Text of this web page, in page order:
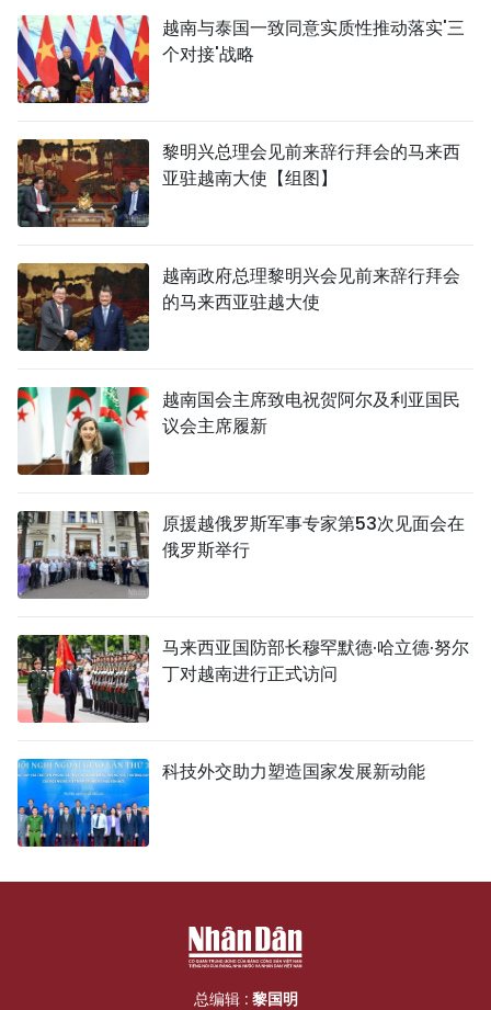
越南与泰国一致同意实质性推动落实'三
个对接'战略
黎明兴总理会见前来辞行拜会的马来西
亚驻越南大使【组图】
越南政府总理黎明兴会见前来辞行拜会
的马来西亚驻越大使
越南国会主席致电祝贺阿尔及利亚国民
议会主席履新
原援越俄罗斯军事专家第53次见面会在
俄罗斯举行
马来西亚国防部长穆罕默德·哈立德·努尔
丁对越南进行正式访问
科技外交助力塑造国家发展新动能
总编辑 : 黎国明